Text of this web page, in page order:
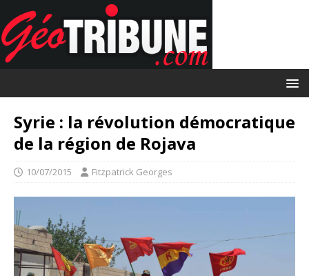
Syrie : la révolution démocratique
de la région de Rojava
10/07/2015 Fitzpatrick Georges